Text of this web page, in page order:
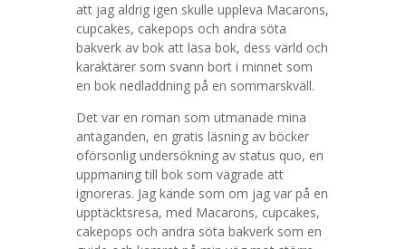
att jag aldrig igen skulle uppleva Macarons,
cupcakes, cakepops och andra söta
bakverk av bok att läsa bok, dess värld och
karaktärer som svann bort i minnet som
en bok nedladdning på en sommarskväll.
Det var en roman som utmanade mina
antaganden, en gratis läsning av böcker
oförsonlig undersökning av status quo, en
uppmaning till bok som vägrade att
ignoreras. Jag kände som om jag var på en
upptäcktsresa, med Macarons, cupcakes,
cakepops och andra söta bakverk som en